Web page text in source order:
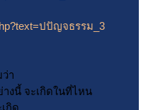
ปปัญจธรรม_3
า
จะเกิดในที่ไหน
กิด